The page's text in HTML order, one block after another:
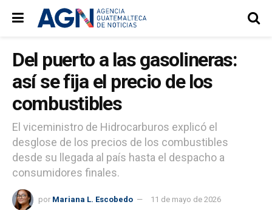
Del puerto a las gasolineras:
así se fija el precio de los
combustibles
El viceministro de Hidrocarburos explicó el
desglose de los precios de los combustibles
desde su llegada al país hasta el despacho a
consumidores finales.
por Mariana L. Escobedo 11 de mayo de 2026